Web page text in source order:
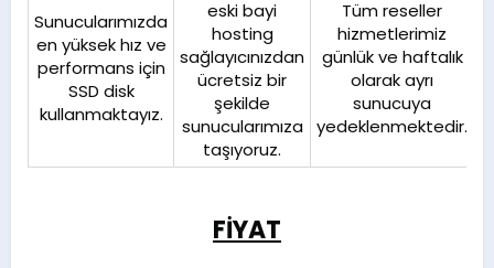
Sunucularımızda
en yüksek hız ve
performans için
SSD disk
kullanmaktayız.​
eski bayi
hosting
sağlayıcınızdan
ücretsiz bir
şekilde
sunucularımıza
taşıyoruz.​
Tüm reseller
hizmetlerimiz
günlük ve haftalık
olarak ayrı
sunucuya
yedeklenmektedir.​
FİYAT